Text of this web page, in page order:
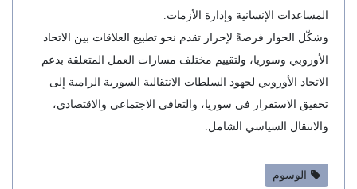
المساعدات الإنسانية وإدارة الأزمات.
وشكّل الحوار فرصةً لإحراز تقدم نحو تطبيع العلاقات بين الاتحاد
الأوروبي وسوريا، ولتقييم مختلف مسارات العمل المتعلقة بدعم
الاتحاد الأوروبي لجهود السلطات الانتقالية السورية الرامية إلى
تحقيق الاستقرار في سوريا، والتعافي الاجتماعي والاقتصادي،
والانتقال السياسي الشامل.
الوسوم